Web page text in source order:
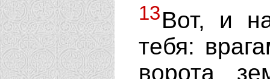
13Вот, и
тебя:
ворота